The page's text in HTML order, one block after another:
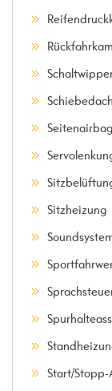
Schiebedach
Seitenairbag
Sitzheizung
Start/